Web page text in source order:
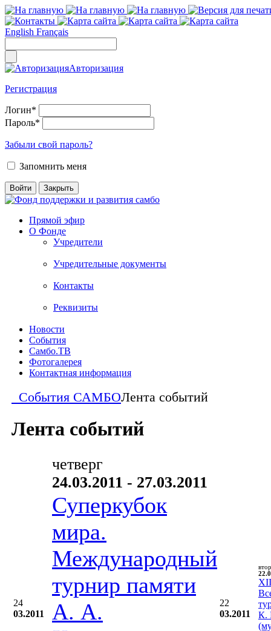
English Français
Авторизация
Регистрация
Логин*
Пароль*
Забыли свой пароль?
Запомнить меня
Прямой эфир
О Фонде
Учредители
Учредительные документы
Контакты
Реквизиты
Новости
События
Самбо.ТВ
Фотогалерея
Контактная информация
События САМБОЛента событий
Лента событий
24
03.2011
четверг
24.03.2011 - 27.03.2011
Суперкубок
мира.
Международный
турнир памяти
А. А.
22
03.2011
К.